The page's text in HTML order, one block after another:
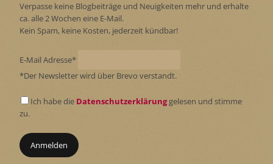
Verpasse keine Blogbeiträge und Neuigkeiten mehr und erhalte
ca. alle 2 Wochen eine E-Mail.
Kein Spam, keine Kosten, jederzeit kündbar!
E-Mail Adresse*
*Der Newsletter wird über Brevo verstandt.
Ich habe die Datenschutzerklärunggelesen und stimme
zu.